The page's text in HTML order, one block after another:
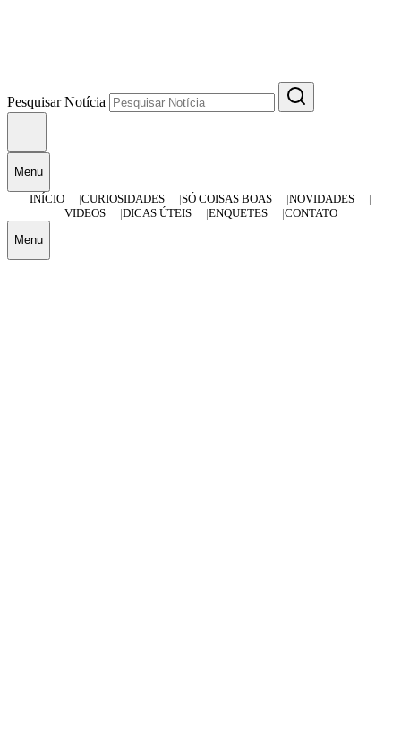
Pesquisar Notícia
Menu
INÍCIO
CURIOSIDADES SÓ COISAS BOAS
NOVIDADES
VIDEOS
DICAS ÚTEIS ENQUETES CONTATO
Menu